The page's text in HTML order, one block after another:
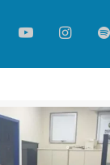
FacebookYouTube